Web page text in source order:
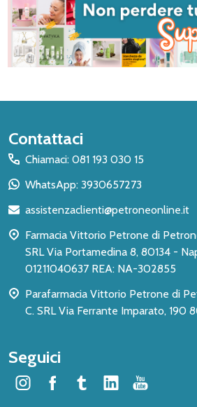
Inizio
del
piè
pagina
Contattaci
Chiamaci: 081 193 030 15
WhatsApp: 3930657273
assistenzaclienti@petroneonline.it
Farmacia Vittorio Petrone di
SRL Via Portamedina 8, 80134 - Napoli NA P.IVA:
01211040637 REA: NA-302855
Parafarmacia Vittorio Petrone di
C. SRL Via Ferrante Imparato, 190
Seguici